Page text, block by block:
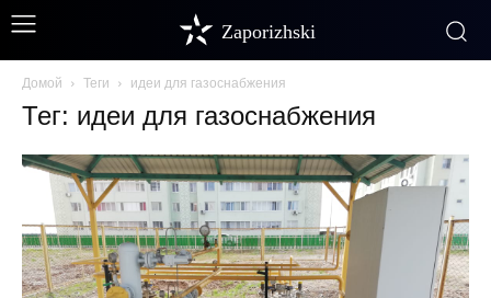
Zaporizhski
Домой Теги идеи для газоснабжения
Тег: идеи для газоснабжения